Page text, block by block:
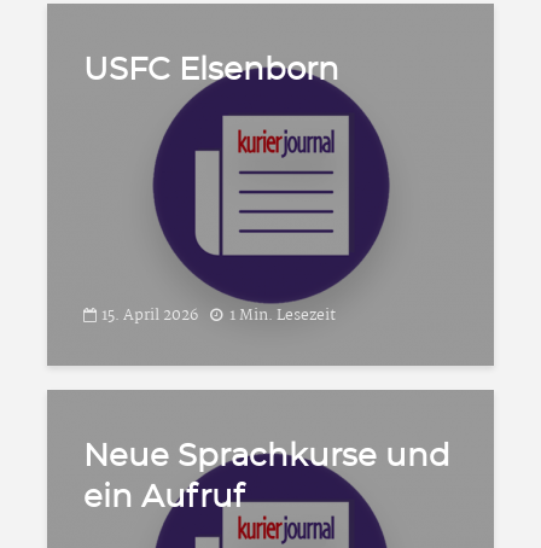
USFC Elsenborn
15. April 2026 1 Min. Lesezeit
Neue Sprachkurse und
ein Aufruf